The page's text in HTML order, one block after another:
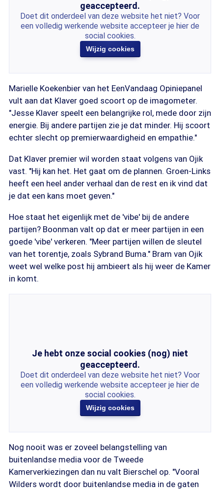
geaccepteerd.
Doet dit onderdeel van deze website het niet? Voor
een volledig werkende website accepteer je hier de
social cookies.
Wijzig cookies
Marielle Koekenbier van het EenVandaag Opiniepanel
vult aan dat Klaver goed scoort op de imagometer.
"Jesse Klaver speelt een belangrijke rol, mede door zijn
energie. Bij andere partijen zie je dat minder. Hij scoort
echter slecht op premierwaardigheid en empathie."
Dat Klaver premier wil worden staat volgens van Ojik
vast. "Hij kan het. Het gaat om de plannen. Groen-Links
heeft een heel ander verhaal dan de rest en ik vind dat
je dat een kans moet geven."
Hoe staat het eigenlijk met de 'vibe' bij de andere
partijen? Boonman valt op dat er meer partijen in een
goede 'vibe' verkeren. "Meer partijen willen de sleutel
van het torentje, zoals Sybrand Buma." Bram van Ojik
weet wel welke post hij ambieert als hij weer de Kamer
in komt.
Je hebt onze social cookies (nog) niet
geaccepteerd.
Doet dit onderdeel van deze website het niet? Voor
een volledig werkende website accepteer je hier de
social cookies.
Wijzig cookies
Nog nooit was er zoveel belangstelling van
buitenlandse media voor de Tweede
Kamerverkiezingen dan nu valt Bierschel op. "Vooral
Wilders wordt door buitenlandse media in de gaten